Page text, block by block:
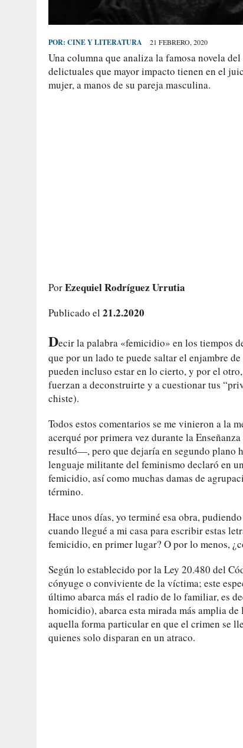
POR: CINE Y LITERATURA 21 FEBRERO, 2020
Una columna que analiza la famosa novela
delictuales que mayor impacto tienen en el
mujer, a manos de su pareja masculina.
PorEzequiel Rodríguez Urrutia
Publicado el 21.2.2020
Decir la palabra «femicidio» en los tiempos
que por un lado te puede saltar el enjambre
pueden incluso estar en lo cierto, y por el
fuerzan a deconstruirte y a cuestionar tus
chiste).
Todos estos comentarios se me vinieron a la
acerqué por primera vez durante la
resultó—, pero que dejaría en segundo plano
lenguaje militante del feminismo declaró en
femicidio, así como muchas damas de
término.
Hace unos días, yo terminé esa obra,
cuando llegué a mi casa para escribir estas
femicidio, en primer lugar? O por lo menos,
Según lo establecido por la Ley 20.480 del
cónyuge o conviviente de la víctima; este
último abarca más el radio de lo familiar, es
homicidio), abarca esta mirada más amplia de
aquella forma particular en que el crimen se
quienes solo disparan en un atraco.